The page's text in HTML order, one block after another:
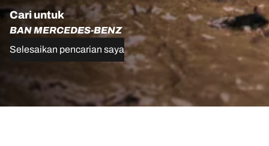
Cari untuk
BAN MERCEDES-BENZ
Selesaikan pencarian saya